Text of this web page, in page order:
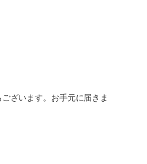
ざいます。お手元に届きま